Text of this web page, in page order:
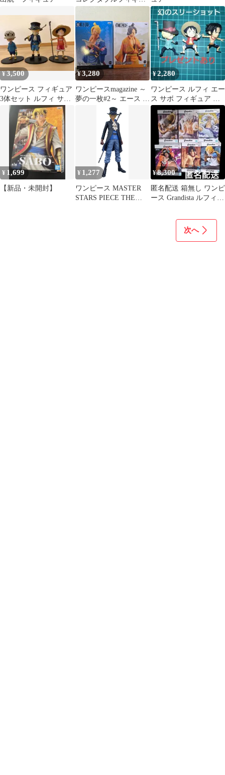
ア サボ コアラ
¥3,500
ワンピース フィギュア
3体セット ルフィ サボ
ロー
¥3,280
ワンピースmagazine ～
夢の一枚#2～ エース サ
ボ 2体セット
¥2,280
ワンピース ルフィ エー
ス サボ フィギュア セ
ット K158
¥ 1,699
【新品・未開封】
¥ 1,277
ワンピース MASTER
STARS PIECE THE
¥8,300
匿名配送 箱無し ワンピ
ース Grandista ルフィ
次へ